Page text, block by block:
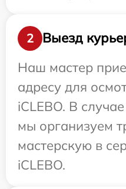
2
Выезд
Наш мастер
адресу для
iCLEBO. В
мы организуем
мастерскую в
iCLEBO.